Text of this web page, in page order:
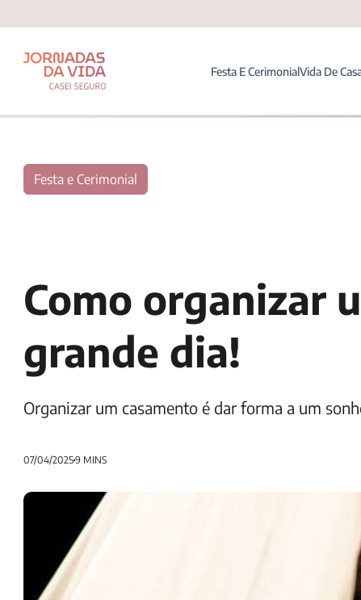
Festa E CerimonialVida De
Festa e Cerimonial
Como organizar
grande dia!
Organizar um casamento é dar forma a um
07/04/20259 MINS